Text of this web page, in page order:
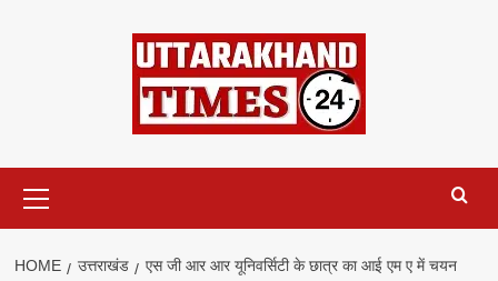
Menu
HOME उत्तराखंड एस जी आर आर यूनिवर्सिटी के छात्र का आई एम ए में चयन